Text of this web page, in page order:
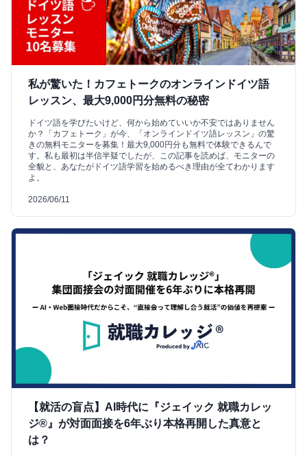
私が驚いた！カフェトークのオンラインドイツ語
レッスン、最大9,000円分無料の秘密
ドイツ語を学びたいけど、何から始めていいか不安ではありません
か？「カフェトーク」が今、「オンラインドイツ語レッスン」の驚
きの無料モニターを募集！最大9,000円分も無料で体験できるんで
す。私も最初は半信半疑でしたが、この記事を読めば、モニターの
全貌と、あなたがドイツ語学習を始めるべき理由が全てわかります
よ。
2026/06/11
【就活の盲点】AI時代に『ジェイック 就職カレッ
ジ®』が対面面接を6年ぶり本格再開した真意と
は？